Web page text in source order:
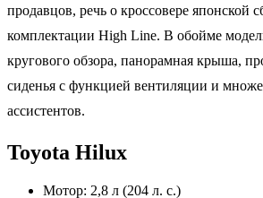
продавцов, речь о кроссовере японской
комплектации High Line. В обойме
кругового обзора, панорамная крыша,
сиденья с функцией вентиляции и
ассистентов.
Toyota Hilux
Мотор: 2,8 л (204 л. с.)